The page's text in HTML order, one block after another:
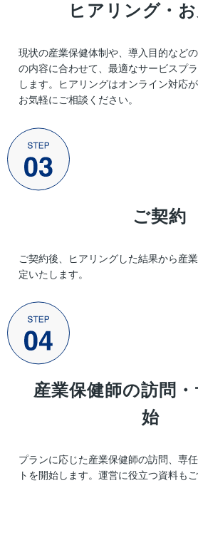
ヒアリング・お
現状の産業保健体制や、導入目的など
の内容に合わせて、最適なサービスプ
します。ヒアリングはオンライン対応
お気軽にご相談ください。
ご契約
ご契約後、ヒアリングした結果から産
定いたします。
産業保健師の訪問
始
プランに応じた産業保健師の訪問、専
トを開始します。運営に役立つ資料も